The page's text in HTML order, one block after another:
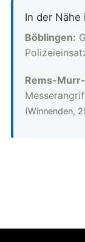
In der
Böblingen:
Rems-
(Winnenden,